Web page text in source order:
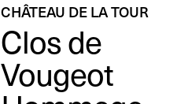
CHÂTEAU DE LA TOUR
Clos de
Vougeot